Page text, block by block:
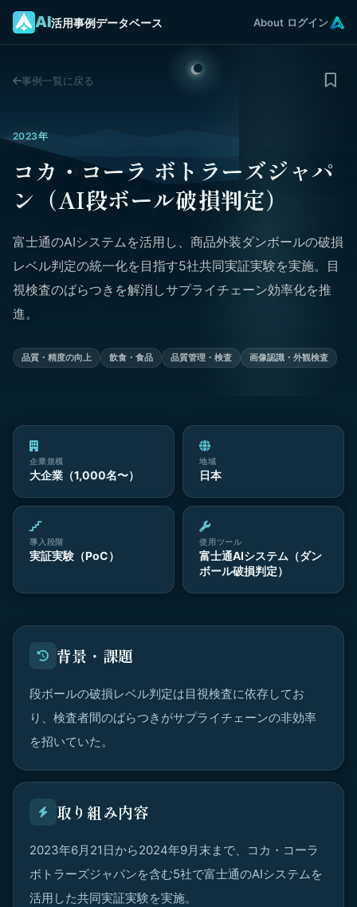
AI活用事例データベース About ログイン
事例一覧に戻る
2023年
コカ・コーラ ボトラーズジャパ
ン（AI段ボール破損判定）
富士通のAIシステムを活用し、商品外装ダンボールの破損
レベル判定の統一化を目指す5社共同実証実験を実施。目
視検査のばらつきを解消しサプライチェーン効率化を推
進。
品質・精度の向上 飲食・食品 品質管理・検査 画像認識・外観検査
企業規模
大企業（1,000名〜）
地域
日本
導入段階
実証実験（PoC）
使用ツール
富士通AIシステム（ダン
ボール破損判定）
背景・課題
段ボールの破損レベル判定は目視検査に依存してお
り、検査者間のばらつきがサプライチェーンの非効率
を招いていた。
取り組み内容
2023年6月21日から2024年9月末まで、コカ・コーラ
ボトラーズジャパンを含む5社で富士通のAIシステムを
活用した共同実証実験を実施。